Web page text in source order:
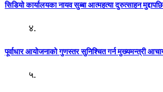
सिडियो कार्यालयका नायव सुब्बा आत्महत्या दुरुत्साहन
४.
पूर्वाधार आयोजनाको गुणस्तर सुनिश्चित गर्न मुख्यमन्त्री
५.